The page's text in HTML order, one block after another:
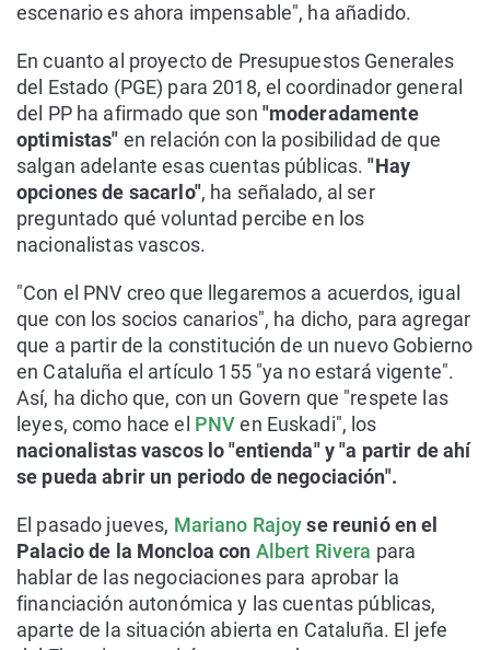
escenario es ahora impensable", ha añadido.
En cuanto al proyecto de Presupuestos Generales
del Estado (PGE) para 2018, el coordinador general
del PP ha afirmado que son "moderadamente
optimistas" en relación con la posibilidad de que
salgan adelante esas cuentas públicas."Hay
opciones de sacarlo", ha señalado, al ser
preguntado qué voluntad percibe en los
nacionalistas vascos.
"Con el PNV creo que llegaremos a acuerdos, igual
que con los socios canarios", ha dicho, para agregar
que a partir de la constitución de un nuevo Gobierno
en Cataluña el artículo 155 "ya no estará vigente".
Así, ha dicho que, con un Govern que "respete las
leyes, como hace el PNVen Euskadi", los
nacionalistas vascos lo "entienda" y "a partir de ahí
se pueda abrir un periodo de negociación".
El pasado jueves, Mariano Rajoyse reunió en el
Palacio de la Moncloa con Albert Rivera para
hablar de las negociaciones para aprobar la
financiación autonómica y las cuentas públicas,
aparte de la situación abierta en Cataluña. El jefe